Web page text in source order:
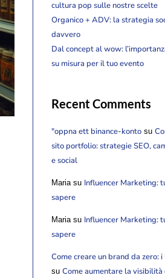
cultura pop sulle nostre scelte
Organico + ADV: la strategia
davvero
Dal concept al wow:
su misura per il tuo evento
Recent Comments
"oppna ett binance-konto su
sito portfolio: strategie SEO,
e social
Maria su Influencer Marketing:
sapere
Maria su Influencer Marketing:
sapere
Come creare un brand da zero:
su Come aumentare la